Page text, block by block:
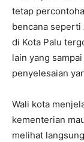
tetap
bencana seperti
di Kota Palu
lain yang
penyelesaian
Wali kota
kementerian
melihat